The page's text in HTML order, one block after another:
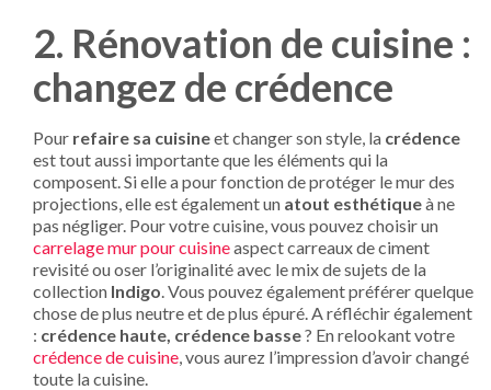
2. Rénovation de cuisine :
changez de crédence
Pour refaire sa cuisineet changer son style, la crédence
est tout aussi importante que les éléments qui la
composent. Si elle a pour fonction de protéger le mur des
projections, elle est également un atout esthétiqueà ne
pas négliger. Pour votre cuisine, vous pouvez choisir un
carrelage mur pour cuisineaspect carreaux de ciment
revisité ou oser l’originalité avec le mix de sujets de la
collection Indigo. Vous pouvez également préférer quelque
chose de plus neutre et de plus épuré. A réfléchir également
: crédence haute, crédence basse? En relookant votre
crédence de cuisine, vous aurez l’impression d’avoir changé
toute la cuisine.